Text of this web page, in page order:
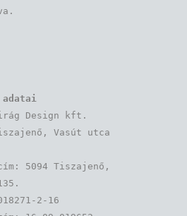
Design kft.
Vasút utca
5094 Tiszajenő,
2-16